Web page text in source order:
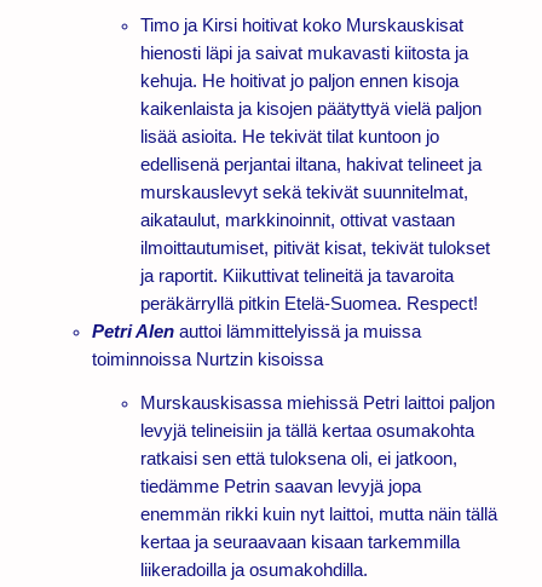
Timo ja Kirsi hoitivat koko Murskauskisat
hienosti läpi ja saivat mukavasti kiitosta ja
kehuja. He hoitivat jo paljon ennen kisoja
kaikenlaista ja kisojen päätyttyä vielä paljon
lisää asioita. He tekivät tilat kuntoon jo
edellisenä perjantai iltana, hakivat telineet ja
murskauslevyt sekä tekivät suunnitelmat,
aikataulut, markkinoinnit, ottivat vastaan
ilmoittautumiset, pitivät kisat, tekivät tulokset
ja raportit. Kiikuttivat telineitä ja tavaroita
peräkärryllä pitkin Etelä-Suomea. Respect!
Petri Alen auttoi lämmittelyissä ja muissa
toiminnoissa Nurtzin kisoissa
Murskauskisassa miehissä Petri laittoi paljon
levyjä telineisiin ja tällä kertaa osumakohta
ratkaisi sen että tuloksena oli, ei jatkoon,
tiedämme Petrin saavan levyjä jopa
enemmän rikki kuin nyt laittoi, mutta näin tällä
kertaa ja seuraavaan kisaan tarkemmilla
liikeradoilla ja osumakohdilla.